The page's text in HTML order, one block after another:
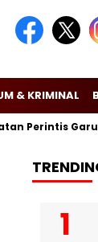
& KRIMINAL
Garuda